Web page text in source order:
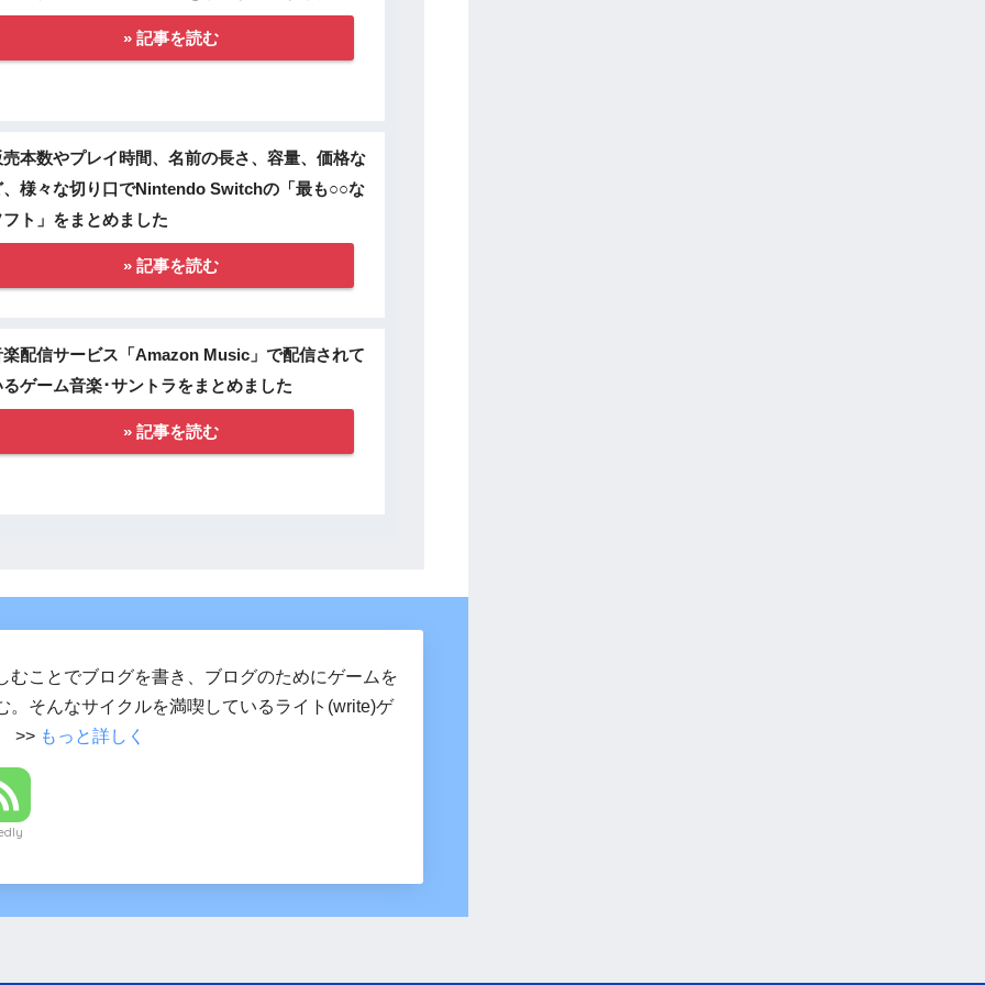
» 記事を読む
売本数やプレイ時間、名前の長さ、容量、価格な
、様々な切り口でNintendo Switchの「最も○○な
フト」をまとめました
» 記事を読む
楽配信サービス「Amazon Music」で配信されて
るゲーム音楽･サントラをまとめました
» 記事を読む
むことでブログを書き、ブログのためにゲームを
。そんなサイクルを満喫しているライト(write)ゲ
>> もっと詳しく